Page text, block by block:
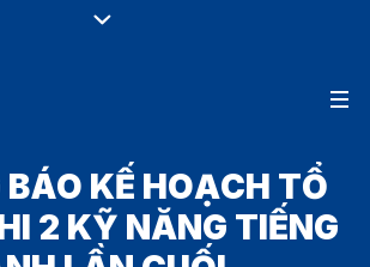
KẾ HOẠCH TỔ
2 KỸ NĂNG TIẾNG